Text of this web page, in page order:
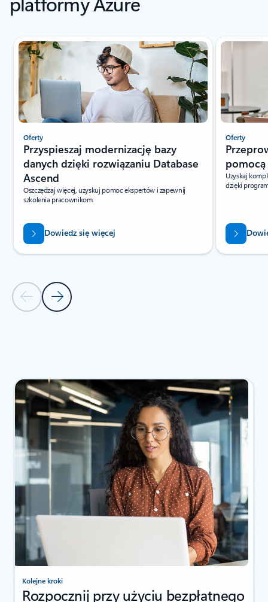
Wyświetlono nowy slajd
Poprzedni slajdNastępny slajd
Oferty
Przyspieszaj modernizację bazy
danych dzięki rozwiązaniu Database
Ascend
Oszczędzaj więcej, uzyskuj pomoc ekspertów i zapewnij
szkolenia pracownikom.
Dowiedz się więcej
Oferty
pomocą
Uzyskaj
dzięki
Kolejne kroki
Rozpocznij przy użyciu bezpłatnego